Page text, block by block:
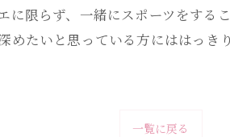
限らず、一緒にスポーツをする
めたいと思っている方にははっ
一覧に戻る